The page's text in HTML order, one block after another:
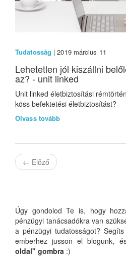
Tudatosság | 2019 március 11
Lehetetlen jól kiszállni
az? - unit linked
Unit linked életbiztosítási
köss befektetési életbiztosítást?
Olvass tovább
← Előző
Úgy gondolod Te is, hogy
pénzügyi tanácsadókra van
a pénzügyi tudatosságot?
emberhez jusson el blogunk,
oldal" gombra :)